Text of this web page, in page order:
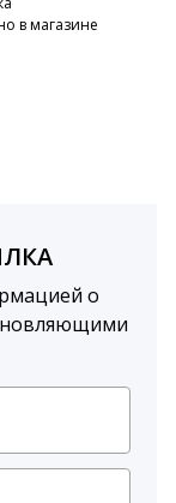
в магазине
о